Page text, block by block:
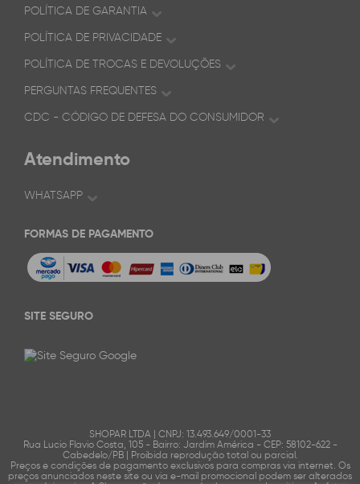
POLÍTICA DE GARANTIA
POLÍTICA DE PRIVACIDADE
POLÍTICA DE TROCAS E DEVOLUÇÕES
PERGUNTAS FREQUENTES
CDC - CÓDIGO DE DEFESA DO CONSUMIDOR
Atendimento
WHATSAPP
FORMAS DE PAGAMENTO
SITE SEGURO
SHOPAR LTDA | CNPJ: 13.493.649/0001-33
Rua Lucio Flavio Costa, 105 - Bairro: Jardim América - CEP: 58102-622 -
Cabedelo/PB | Proibida reprodução total ou parcial.
Preços e condições de pagamento exclusivos para compras via internet. Os
preços anunciados neste site ou via e-mail promocional podem ser alterados